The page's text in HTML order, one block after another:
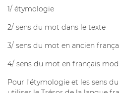
1/ étymologie
2/ sens du mot dans le texte
3/ sens du mot en ancien
4/ sens du mot en français
Pour l’étymologie et les sens